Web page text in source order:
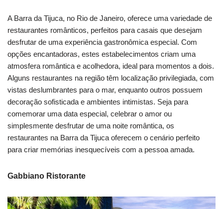
A Barra da Tijuca, no Rio de Janeiro, oferece uma variedade de
restaurantes românticos, perfeitos para casais que desejam
desfrutar de uma experiência gastronômica especial. Com
opções encantadoras, estes estabelecimentos criam uma
atmosfera romântica e acolhedora, ideal para momentos a dois.
Alguns restaurantes na região têm localização privilegiada, com
vistas deslumbrantes para o mar, enquanto outros possuem
decoração sofisticada e ambientes intimistas. Seja para
comemorar uma data especial, celebrar o amor ou
simplesmente desfrutar de uma noite romântica, os
restaurantes na Barra da Tijuca oferecem o cenário perfeito
para criar memórias inesquecíveis com a pessoa amada.
Gabbiano Ristorante